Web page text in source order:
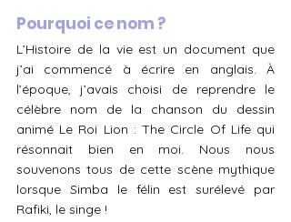
Pourquoi ce nom ?
L’Histoire de la vie est un document que
j’ai commencé à écrire en anglais. À
l’époque, j’avais choisi de reprendre le
célèbre nom de la chanson du dessin
animé Le Roi Lion : The Circle Of Life qui
résonnait bien en moi. Nous nous
souvenons tous de cette scène mythique
lorsque Simba le félin est surélevé par
Rafiki, le singe !